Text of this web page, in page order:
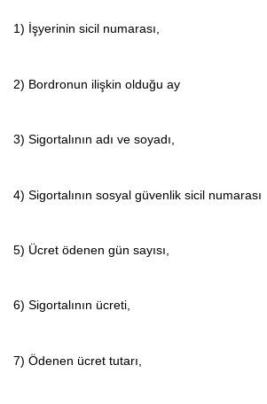
1) İşyerinin sicil numarası,
2) Bordronun ilişkin olduğu ay
3) Sigortalının adı ve soyadı,
4) Sigortalının sosyal güvenlik sicil numarası
5) Ücret ödenen gün sayısı,
6) Sigortalının ücreti,
7) Ödenen ücret tutarı,